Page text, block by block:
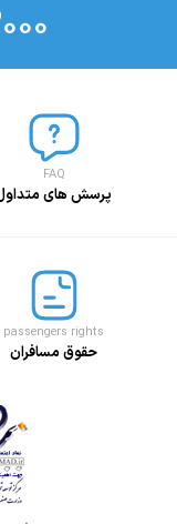
FAQ
پرسش های
passengers rights
حقوق مسافران